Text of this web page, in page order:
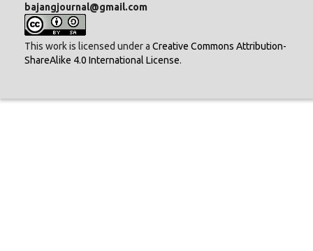
bajangjournal@gmail.com
This work is licensed under a Creative Commons Attribution-
ShareAlike 4.0 International License.